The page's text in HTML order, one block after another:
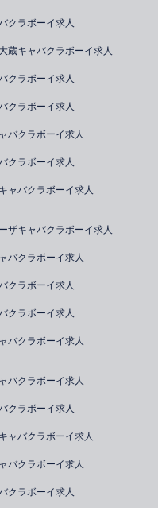
クラボーイ求人
蔵キャバクラボーイ求人
クラボーイ求人
クラボーイ求人
バクラボーイ求人
クラボーイ求人
ャバクラボーイ求人
ザキャバクラボーイ求人
バクラボーイ求人
クラボーイ求人
クラボーイ求人
バクラボーイ求人
バクラボーイ求人
クラボーイ求人
ャバクラボーイ求人
バクラボーイ求人
クラボーイ求人